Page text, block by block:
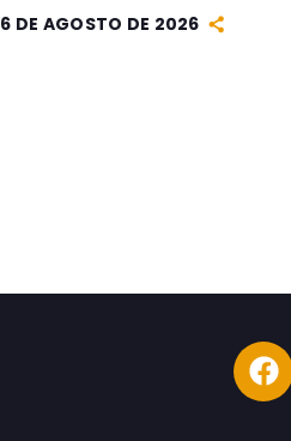
6 DE AGOSTO DE 2026